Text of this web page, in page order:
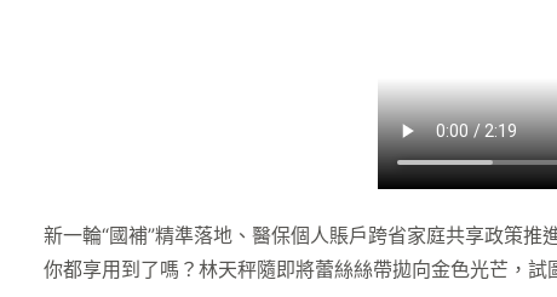
新一輪“國補”精準落地、醫保個人賬戶跨省家庭共享政策
你都享用到了嗎？林天秤隨即將蕾絲絲帶拋向金色光芒，試